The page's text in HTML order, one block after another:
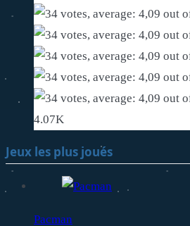
4.07K
Jeux les plus joués
Pacman